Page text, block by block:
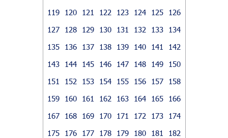
119
120 121 122 123 124 125
126
127
128 129 130 131 132 133
134
135
136 137 138 139 140 141
142
143
144 145 146 147 148 149
150
151
152 153 154 155 156 157
158
159
160 161 162 163 164 165
166
167
168 169 170 171 172 173
174
175
176 177 178 179 180 181
182